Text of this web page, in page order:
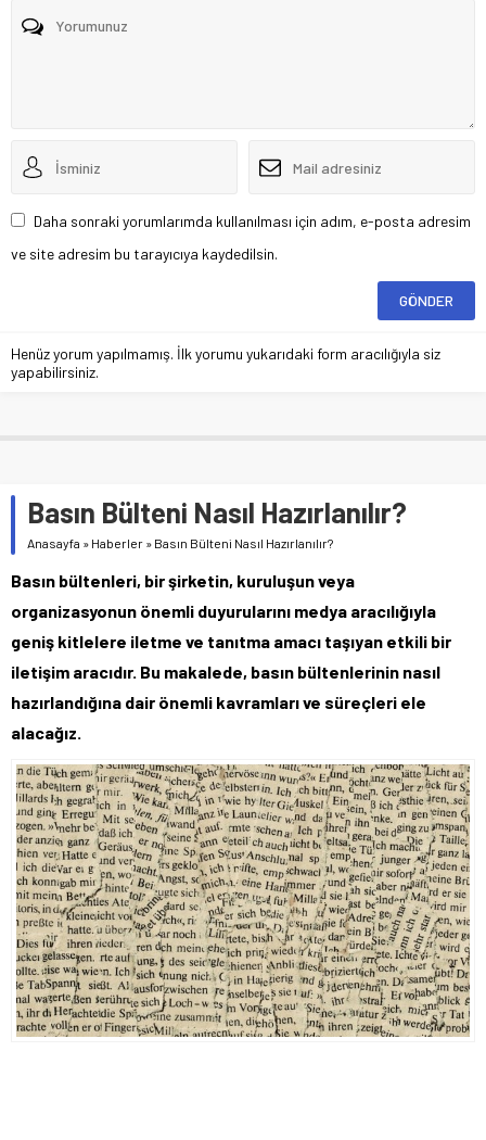
Daha sonraki yorumlarımda kullanılması için adım, e-posta adresim
ve site adresim bu tarayıcıya kaydedilsin.
Henüz yorum yapılmamış. İlk yorumu yukarıdaki form aracılığıyla siz
yapabilirsiniz.
Basın Bülteni Nasıl Hazırlanılır?
Anasayfa » Haberler » Basın Bülteni Nasıl Hazırlanılır?
Basın bültenleri, bir şirketin, kuruluşun veya
organizasyonun önemli duyurularını medya aracılığıyla
geniş kitlelere iletme ve tanıtma amacı taşıyan etkili bir
iletişim aracıdır. Bu makalede, basın bültenlerinin nasıl
hazırlandığına dair önemli kavramları ve süreçleri ele
alacağız.